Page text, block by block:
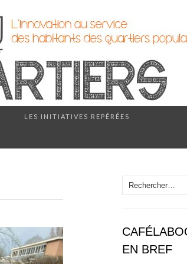
LES INITIATIVES REPÉRÉES
Rechercher :
EN BREF